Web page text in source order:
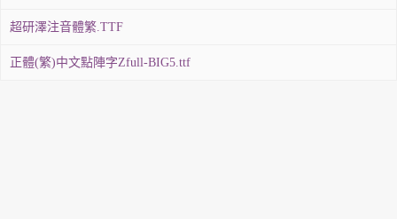
超研澤注音體繁.TTF
正體(繁)中文點陣字Zfull-BIG5.ttf